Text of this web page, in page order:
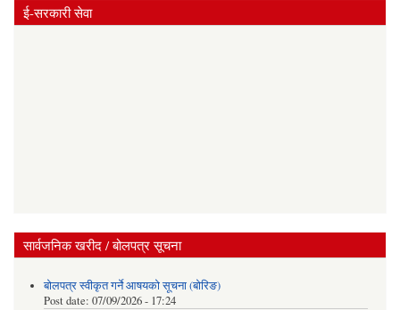
ई-सरकारी सेवा
सार्वजनिक खरीद / बोलपत्र सूचना
बोलपत्र स्वीकृत गर्ने आषयको सूचना (बोरिङ)
Post date: 07/09/2026 - 17:24